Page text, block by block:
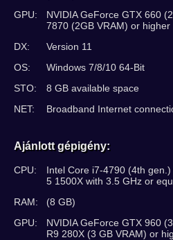
GPU:
NVIDIA GeForce GTX 660
7870 (2GB VRAM) or higher
DX:
Version 11
OS:
Windows 7/8/10 64-Bit
STO:
8 GB available space
NET:
Broadband Internet
Ajánlott gépigény:
CPU:
Intel Core i7-4790 (4th
5 1500X with 3.5 GHz or
RAM:
(8 GB)
GPU:
NVIDIA GeForce GTX 960
R9 280X (3 GB VRAM) or